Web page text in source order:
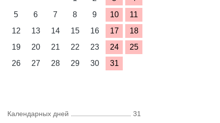
5
6 7 8 9 10
11
12
13 14 15 16 17
18
19
20 21 22 23 24
25
26
27 28 29 30 31
Календарных дней
31